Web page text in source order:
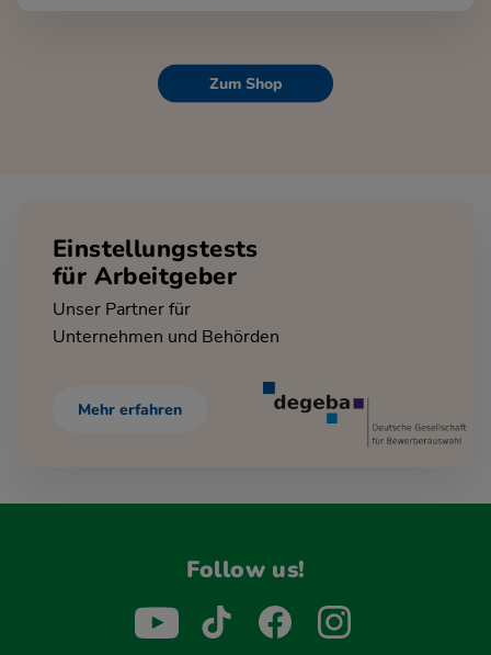
Zum Shop
Einstellungstests
für Arbeitgeber
Unser Partner für
Unternehmen und Behörden
Mehr erfahren
Follow us!